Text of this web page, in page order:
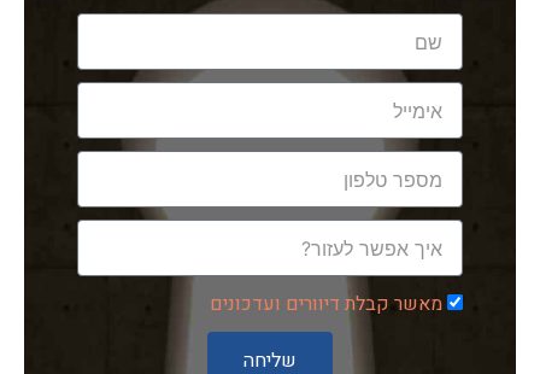
מאשר
מאשר קבלת דיוורים ועדכונים
שליחה